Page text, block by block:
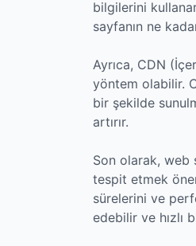
bilgilerini
sayfanın ne
Ayrıca, CDN
yöntem olabilir.
bir şekilde
artırır.
Son olarak, web
tespit etmek
sürelerini ve
edebilir ve hızlı